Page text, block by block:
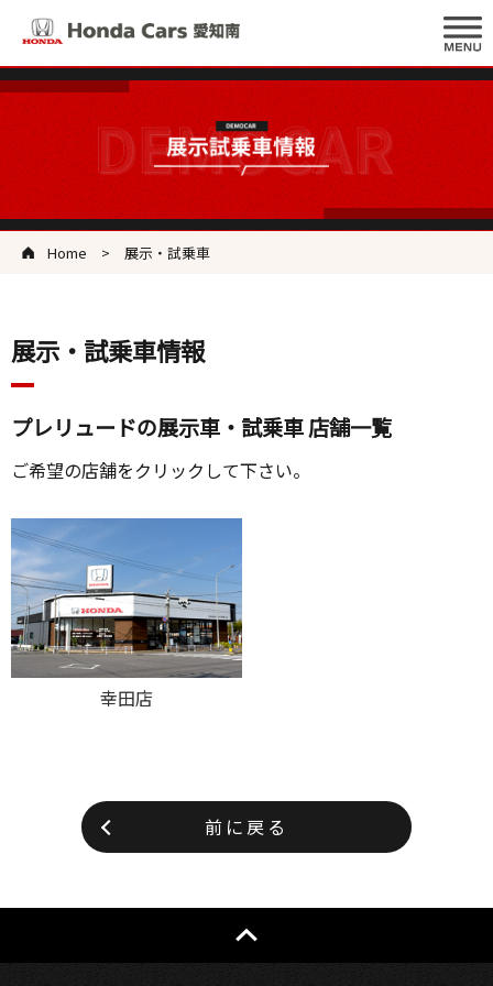
Home 展示・試乗車
展示・試乗車情報
プレリュードの展示車・試乗車 店舗一覧
ご希望の店舗をクリックして下さい。
幸田店
前に戻る